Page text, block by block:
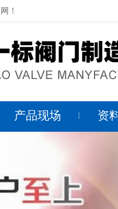
！
产品现场 资